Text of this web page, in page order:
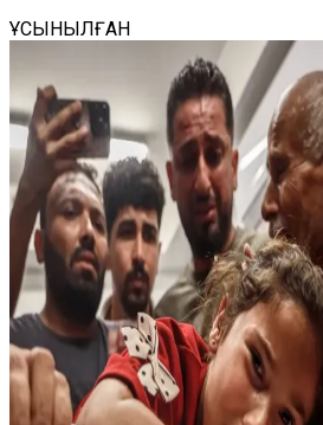
ҰСЫНЫЛҒАН